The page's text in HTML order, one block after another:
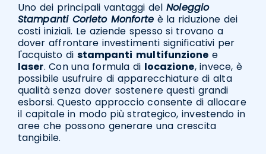
Uno dei principali vantaggi delNoleggio
Stampanti Corleto Monforteè la riduzione dei
costi iniziali. Le aziende spesso si trovano a
dover affrontare investimenti significativi per
l'acquisto di stampanti multifunzione e
laser. Con una formula di locazione, invece, è
possibile usufruire di apparecchiature di alta
qualità senza dover sostenere questi grandi
esborsi. Questo approccio consente di allocare
il capitale in modo più strategico, investendo in
aree che possono generare una crescita
tangibile.